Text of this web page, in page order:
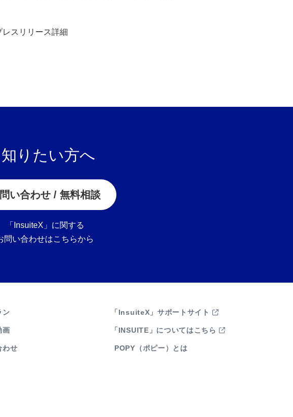
レスリリース詳細
りたい方へ
い合わせ / 無料相談
「InsuiteX」に関する
問い合わせはこちらから
ン
画
わせ
「InsuiteX」サポートサイト
「INSUITE」についてはこちら
POPY（ポピー）とは